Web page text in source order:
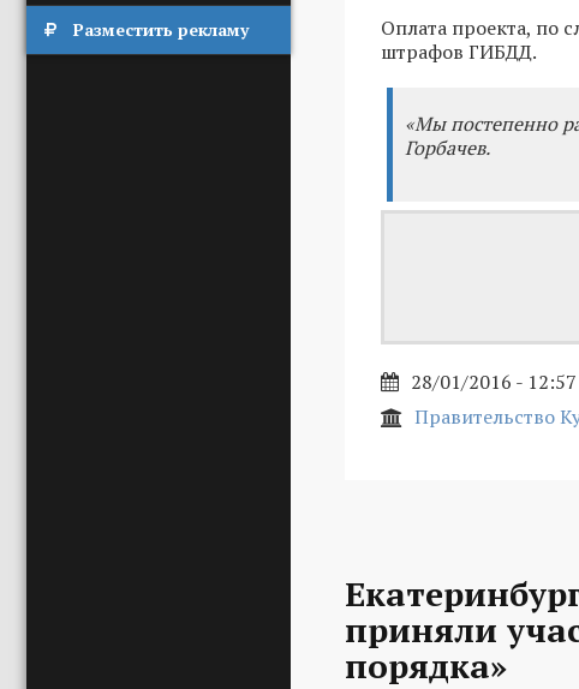
Разместить рекламу
Оплата проекта, по
штрафов ГИБДД.
«Мы постепенно
Горбачев.
28/01/2016 - 12:57
Правительство
приняли
порядка»